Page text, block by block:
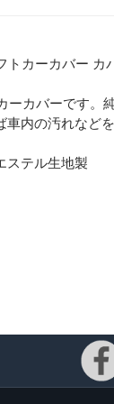
トカーカバー カ
ーカバーです。
内の汚れなど
ステル生地製